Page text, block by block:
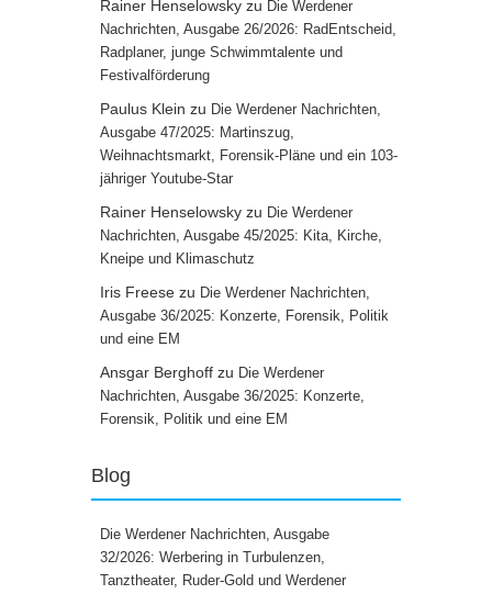
Rainer Henselowsky zu Die Werdener
Nachrichten, Ausgabe 26/2026: RadEntscheid,
Radplaner, junge Schwimmtalente und
Festivalförderung
Paulus Klein zu Die Werdener Nachrichten,
Ausgabe 47/2025: Martinszug,
Weihnachtsmarkt, Forensik-Pläne und ein 103-
jähriger Youtube-Star
Rainer Henselowsky zu Die Werdener
Nachrichten, Ausgabe 45/2025: Kita, Kirche,
Kneipe und Klimaschutz
Iris Freese zu Die Werdener Nachrichten,
Ausgabe 36/2025: Konzerte, Forensik, Politik
und eine EM
Ansgar Berghoff zu Die Werdener
Nachrichten, Ausgabe 36/2025: Konzerte,
Forensik, Politik und eine EM
Blog
Die Werdener Nachrichten, Ausgabe
32/2026: Werbering in Turbulenzen,
Tanztheater, Ruder-Gold und Werdener